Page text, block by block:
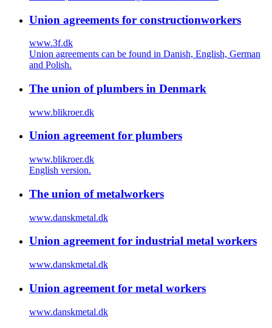
Union agreements for constructionworkers
www.3f.dk
Union agreements can be found in Danish, English, German
and Polish.
The union of plumbers in Denmark
www.blikroer.dk
Union agreement for plumbers
www.blikroer.dk
English version.
The union of metalworkers
www.danskmetal.dk
Union agreement for industrial metal workers
www.danskmetal.dk
Union agreement for metal workers
www.danskmetal.dk